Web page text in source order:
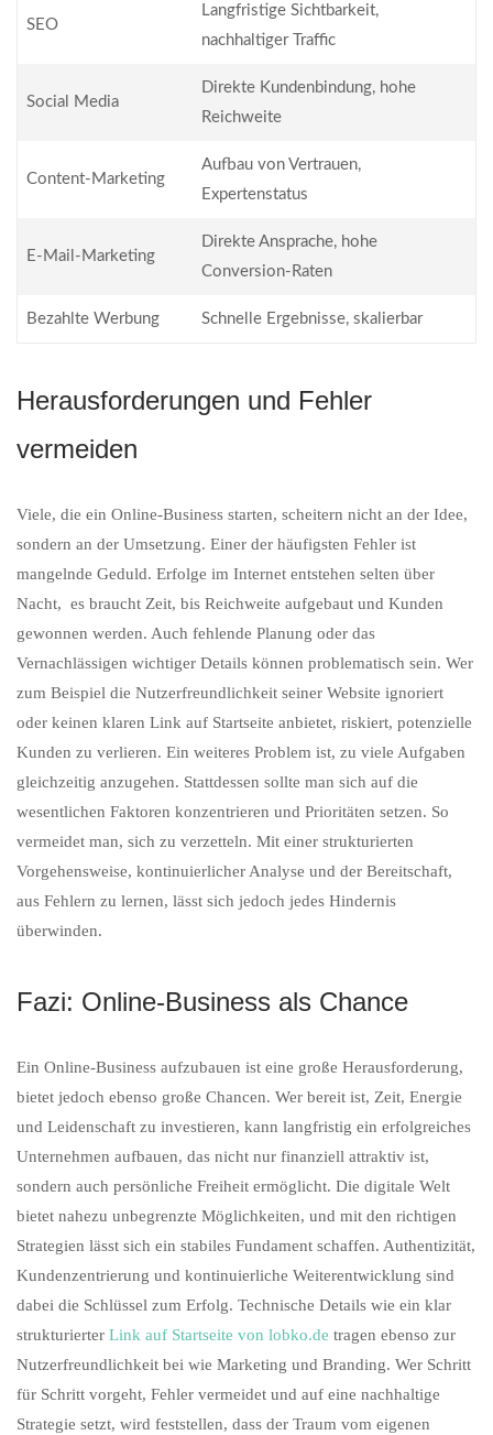
SEO
Langfristige Sichtbarkeit,
nachhaltiger Traffic
Social Media
Direkte Kundenbindung, hohe
Reichweite
Content-Marketing
Aufbau von Vertrauen,
Expertenstatus
E-Mail-Marketing
Direkte Ansprache, hohe
Conversion-Raten
Bezahlte Werbung Schnelle Ergebnisse, skalierbar
Herausforderungen und Fehler
vermeiden
Viele, die ein Online-Business starten, scheitern nicht an der Idee,
sondern an der Umsetzung. Einer der häufigsten Fehler ist
mangelnde Geduld. Erfolge im Internet entstehen selten über
Nacht, es braucht Zeit, bis Reichweite aufgebaut und Kunden
gewonnen werden. Auch fehlende Planung oder das
Vernachlässigen wichtiger Details können problematisch sein. Wer
zum Beispiel die Nutzerfreundlichkeit seiner Website ignoriert
oder keinen klaren Link auf Startseite anbietet, riskiert, potenzielle
Kunden zu verlieren. Ein weiteres Problem ist, zu viele Aufgaben
gleichzeitig anzugehen. Stattdessen sollte man sich auf die
wesentlichen Faktoren konzentrieren und Prioritäten setzen. So
vermeidet man, sich zu verzetteln. Mit einer strukturierten
Vorgehensweise, kontinuierlicher Analyse und der Bereitschaft,
aus Fehlern zu lernen, lässt sich jedoch jedes Hindernis
überwinden.
Fazi: Online-Business als Chance
Ein Online-Business aufzubauen ist eine große Herausforderung,
bietet jedoch ebenso große Chancen. Wer bereit ist, Zeit, Energie
und Leidenschaft zu investieren, kann langfristig ein erfolgreiches
Unternehmen aufbauen, das nicht nur finanziell attraktiv ist,
sondern auch persönliche Freiheit ermöglicht. Die digitale Welt
bietet nahezu unbegrenzte Möglichkeiten, und mit den richtigen
Strategien lässt sich ein stabiles Fundament schaffen. Authentizität,
Kundenzentrierung und kontinuierliche Weiterentwicklung sind
dabei die Schlüssel zum Erfolg. Technische Details wie ein klar
strukturierter Link auf Startseite von lobko.de tragen ebenso zur
Nutzerfreundlichkeit bei wie Marketing und Branding. Wer Schritt
für Schritt vorgeht, Fehler vermeidet und auf eine nachhaltige
Strategie setzt, wird feststellen, dass der Traum vom eigenen